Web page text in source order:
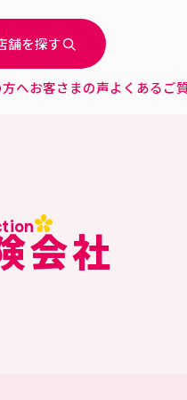
へお客さまの声よくあるご
舗を探す
会社